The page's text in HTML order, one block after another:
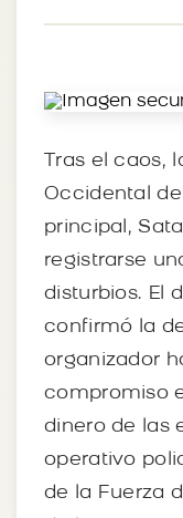
Tras el caos,
Occidental
principal,
registrarse
disturbios. El
confirmó la
organizador
compromiso
dinero de las
operativo
de la Fuerza